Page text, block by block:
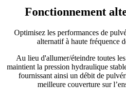
Fonctionnement
Optimisez les performances de
alternatif à haute fréquence
Au lieu d'allumer/éteindre toutes
maintient la pression hydraulique
fournissant ainsi un débit de
meilleure couverture sur